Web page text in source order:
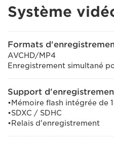
Système
Formats
AVCHD/MP4
Enregistrement simultané
Support
•Mémoire flash intégrée de
•SDXC / SDHC
•Relais d'enregistrement